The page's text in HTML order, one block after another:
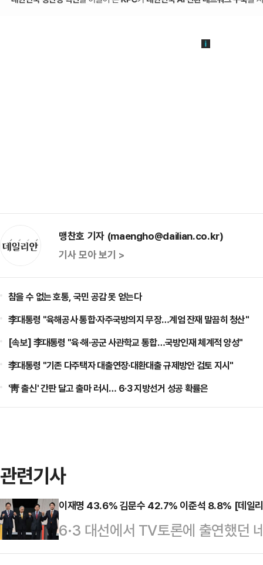
맹찬호 기자 (maengho@dailian.co.kr)
기사 모아 보기 >
참을 수 없는 호통, 국민 공감 못 얻는다
李대통령 "육해공사 통합·자주국방의지 무장…계엄 잔재 말끔히 청산"
[속보] 李대통령 "육·해·공군 사관학교 통합…국방인재 체계적 양성"
李대통령 "기존 다주택자 대출연장·대환대출 규제방안 검토 지시"
'靑 출신' 간판 달고 출마 러시… 6·3 지방선거 성공 확률은
관련기사
이재명 43.6% 김문수 42.7% 이준석 8.8% [데일
6·3 대선에서 TV토론에 출연했던
문한 결과, 이재명 더불어민주당